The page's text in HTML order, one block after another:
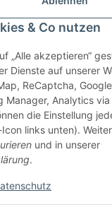
& Co nutzen
„Alle akzeptieren“
Dienste auf unserer
ReCaptcha,
Manager, Analytics
die Einstellung
links unten).
und in unserer
.
Vertrag widerrufen
USt., zzgl.